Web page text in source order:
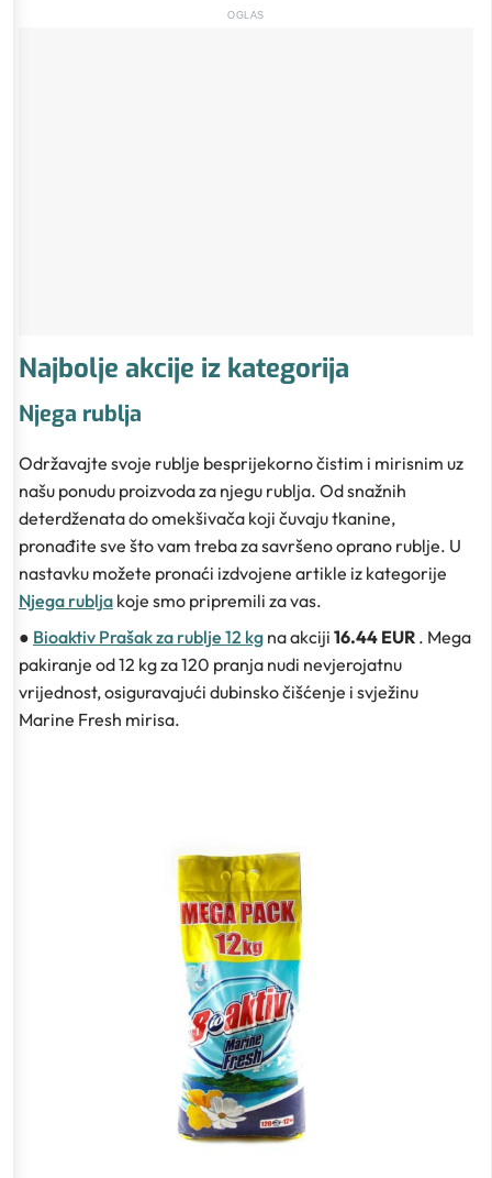
OGLAS
Najbolje akcije iz kategorija
Njega rublja
Održavajte svoje rublje besprijekorno čistim i mirisnim uz
našu ponudu proizvoda za njegu rublja. Od snažnih
deterdženata do omekšivača koji čuvaju tkanine,
pronađite sve što vam treba za savršeno oprano rublje. U
nastavku možete pronaći izdvojene artikle iz kategorije
Njega rublja koje smo pripremili za vas.
● Bioaktiv Prašak za rublje 12 kg na akciji 16.44 EUR . Mega
pakiranje od 12 kg za 120 pranja nudi nevjerojatnu
vrijednost, osiguravajući dubinsko čišćenje i svježinu
Marine Fresh mirisa.